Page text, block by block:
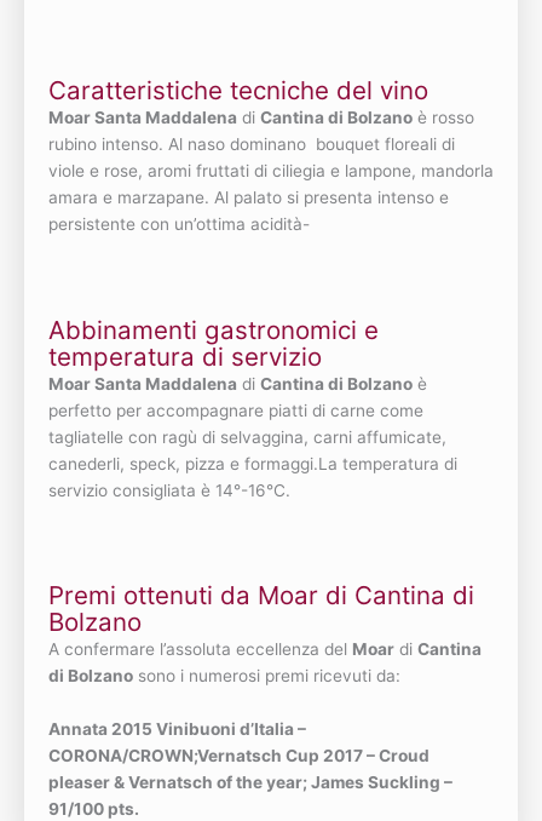
Caratteristiche tecniche del vino
Moar Santa Maddalena di Cantina di Bolzano è rosso
rubino intenso. Al naso dominano bouquet floreali di
viole e rose, aromi fruttati di ciliegia e lampone, mandorla
amara e marzapane. Al palato si presenta intenso e
persistente con un’ottima acidità-
Abbinamenti gastronomici e
temperatura di servizio
Moar Santa Maddalena di Cantina di Bolzano è
perfetto per accompagnare piatti di carne come
tagliatelle con ragù di selvaggina, carni affumicate,
canederli, speck, pizza e formaggi.La temperatura di
servizio consigliata è 14°-16°C.
Premi ottenuti da Moar di Cantina di
Bolzano
A confermare l’assoluta eccellenza del Moar di Cantina
di Bolzano sono i numerosi premi ricevuti da:
Annata 2015 Vinibuoni d’Italia –
CORONA/CROWN;Vernatsch Cup 2017 – Croud
pleaser & Vernatsch of the year; James Suckling –
91/100 pts.